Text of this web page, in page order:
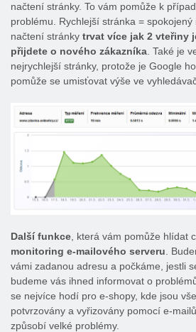
načtení stránky. To vám pomůže k
problému. Rychlejší stránka =
načtení stránky trvat více jak 2 vteřiny
přijdete o nového zákazníka. Také je
nejrychlejší stránky, protože je Google
pomůže se umisťovat výše ve
Další funkce , která vám pomůže hlídat
monitoring e-mailového serveru .
vámi zadanou adresu a počkáme, jestli
budeme vás ihned informovat o
se nejvíce hodí pro e-shopy, kde jsou
potvrzovány a vyřizovány pomocí e-
způsobí velké problémy.